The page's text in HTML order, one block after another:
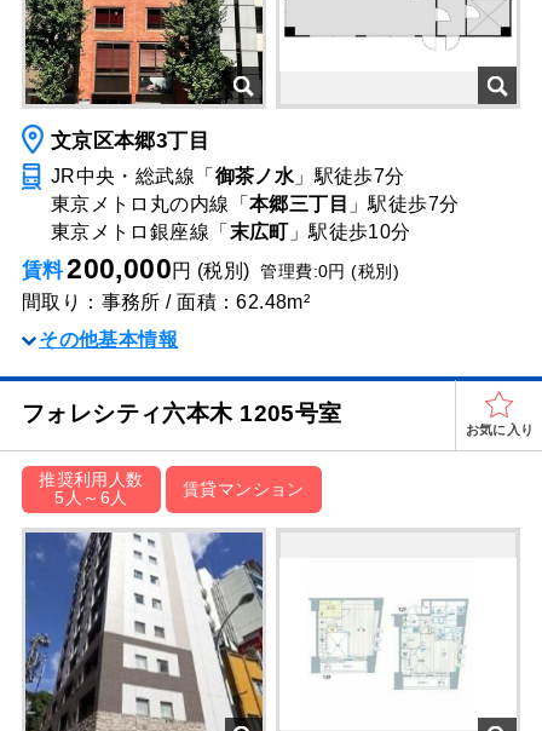
文京区本郷3丁目
JR中央・総武線「 御茶ノ水 」駅徒歩7分
東京メトロ丸の内線「 本郷三丁目 」駅徒歩7分
東京メトロ銀座線「 末広町 」駅徒歩10分
賃料200,000円 (税別)管理費:0円 (税別)
間取り：事務所 / 面積：62.48m²
その他基本情報
フォレシティ六本木 1205号室
お気に入り
推奨利用人数
5人～6人
賃貸マンション